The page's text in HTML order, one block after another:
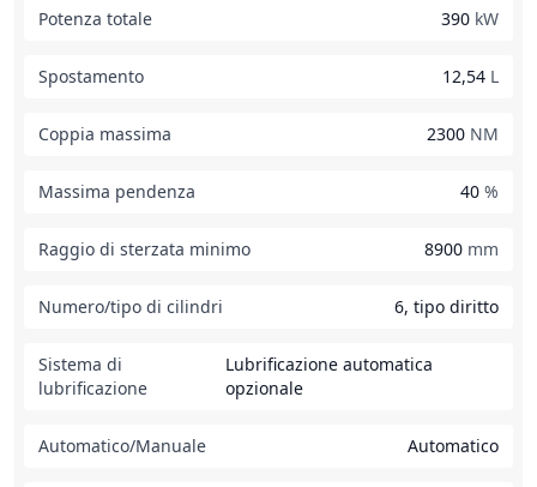
Potenza totale 390 kW
Spostamento 12,54 L
Coppia massima 2300 NM
Massima pendenza 40 %
Raggio di sterzata minimo 8900 mm
Numero/tipo di cilindri 6, tipo diritto
Sistema di
lubrificazione
Lubrificazione automatica
opzionale
Automatico/Manuale Automatico